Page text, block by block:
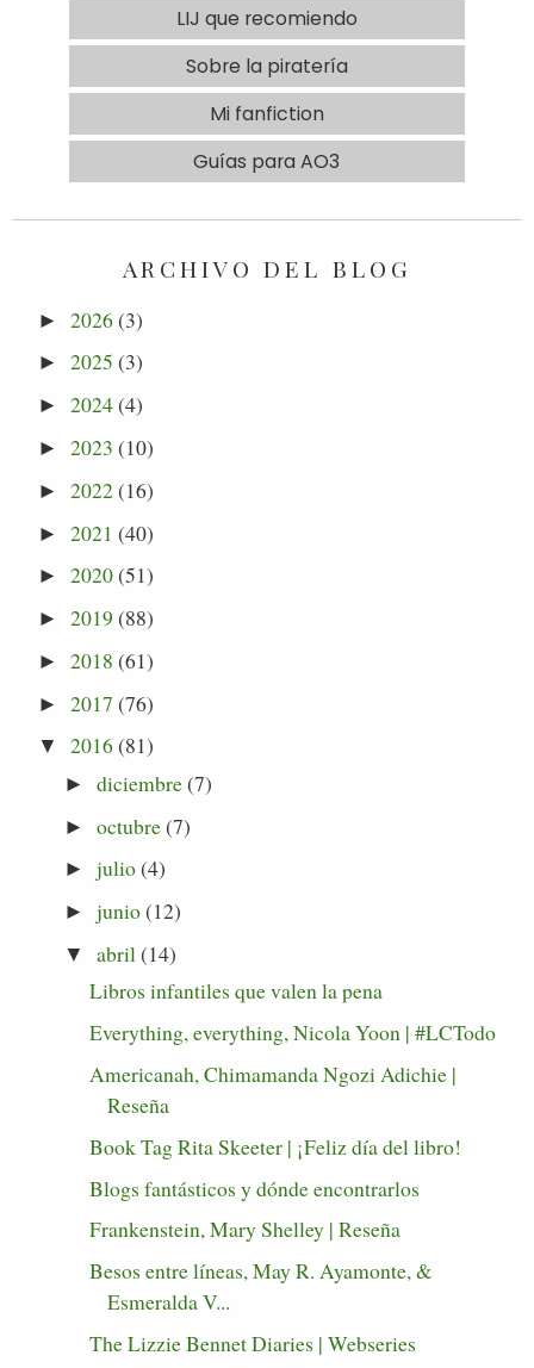
LIJ que recomiendo
Sobre la piratería
Mi fanfiction
Guías para AO3
ARCHIVO DEL BLOG
►2026(3)
►2025 (3)
►2024(4)
►2023 (10)
►2022(16)
►2021 (40)
►2020(51)
►2019 (88)
►2018 (61)
►2017 (76)
▼ 2016(81)
► diciembre(7)
► octubre(7)
► julio(4)
► junio(12)
▼ abril(14)
Libros infantiles que valen la pena
Everything, everything, Nicola Yoon | #LCTodo
Americanah, Chimamanda Ngozi Adichie |
Reseña
Book Tag Rita Skeeter | ¡Feliz día del libro!
Blogs fantásticos y dónde encontrarlos
Frankenstein, Mary Shelley | Reseña
Besos entre líneas, May R. Ayamonte, &
Esmeralda V...
The Lizzie Bennet Diaries | Webseries